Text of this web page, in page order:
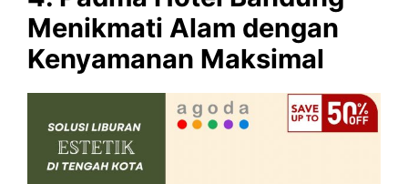
Menikmati Alam dengan
Kenyamanan Maksimal